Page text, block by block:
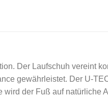
Der Laufschuh vereint
gewährleistet. Der U-
der Fuß auf natürliche